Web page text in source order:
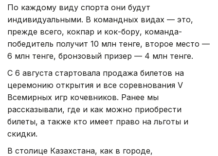
По каждому виду спорта они будут
индивидуальными. В командных видах — это,
прежде всего, кокпар и кок-бору, команда-
победитель получит 10 млн тенге, второе место —
6 млн тенге, бронзовый призер — 4 млн тенге.
С 6 августа стартовала продажа билетов на
церемонию открытия и все соревнования V
Всемирных игр кочевников. Ранее мы
рассказывали, где и как можно приобрести
билеты, а также кто имеет право на льготы и
скидки.
В столице Казахстана, как в городе,